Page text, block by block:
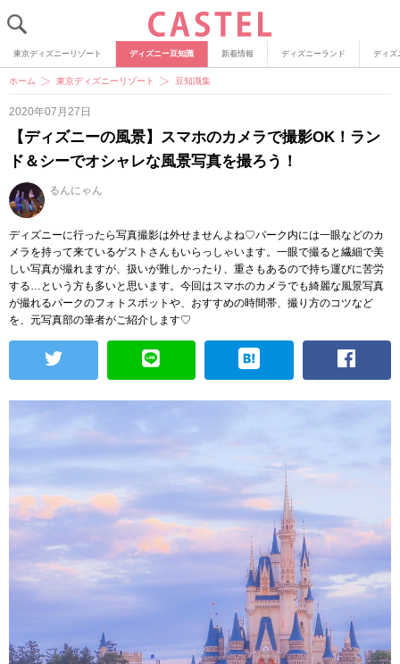
東京ディズニーリゾート ディズニー豆知識 新着情報 ディズニーランド ディズ
ホーム 東京ディズニーリゾート 豆知識集
2020年07月27日
【ディズニーの風景】スマホのカメラで撮影OK！ラン
ド＆シーでオシャレな風景写真を撮ろう！
るんにゃん
ディズニーに行ったら写真撮影は外せませんよね♡パーク内には一眼などのカ
メラを持って来ているゲストさんもいらっしゃいます。一眼で撮ると繊細で美
しい写真が撮れますが、扱いが難しかったり、重さもあるので持ち運びに苦労
する…という方も多いと思います。今回はスマホのカメラでも綺麗な風景写真
が撮れるパークのフォトスポットや、おすすめの時間帯、撮り方のコツなど
を、元写真部の筆者がご紹介します♡